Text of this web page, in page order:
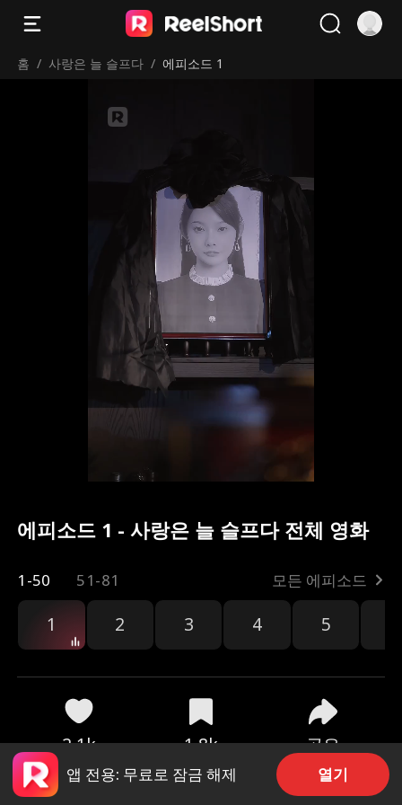
홈 / 사랑은 늘 슬프다 / 에피소드 1
에피소드 1 - 사랑은 늘 슬프다 전체 영화
1-50 51-81 모든 에피소드
1 2 3 4 5
2.1k 1.8k 공유
앱 전용: 무료로 잠금 해제 열기